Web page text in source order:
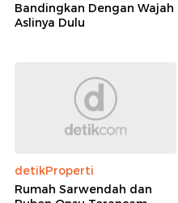
Bandingkan Dengan Wajah
Aslinya Dulu
detikProperti
Rumah Sarwendah dan